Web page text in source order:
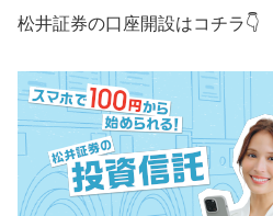
松井証券の口座開設はコチラ👇